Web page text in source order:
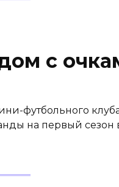
с
футбольного
на первый сезон